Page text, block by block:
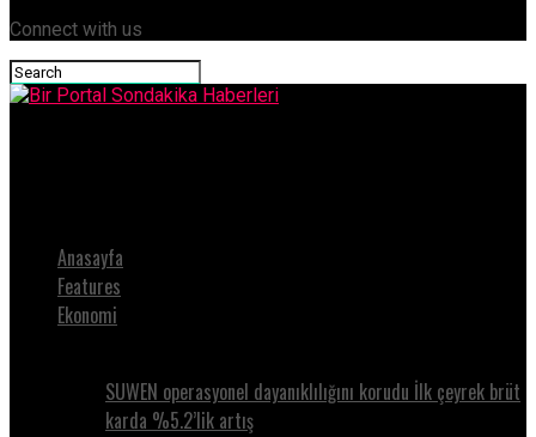
Connect with us
Anasayfa
Features
Ekonomi
SUWEN operasyonel dayanıklılığını korudu İlk çeyrek brüt
karda %5.2’lik artış